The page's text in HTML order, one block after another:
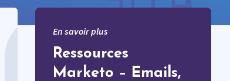
En savoir plus
Ressources
Marketo – Emails,